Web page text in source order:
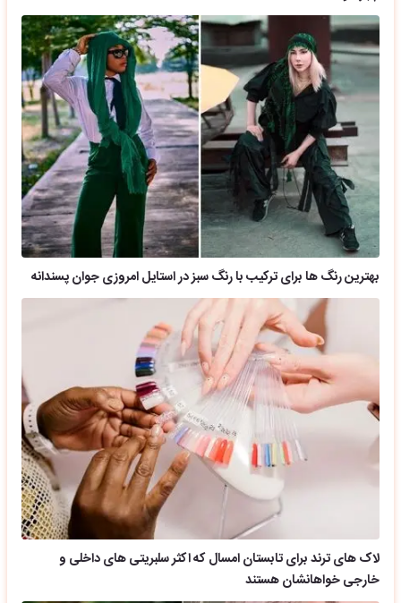
بهترین رنگ ها برای ترکیب با رنگ سبز در استایل امروزی جوان پسندانه
لاک های ترند برای تابستان امسال که اکثر سلبریتی های داخلی و
خارجی خواهانشان هستند